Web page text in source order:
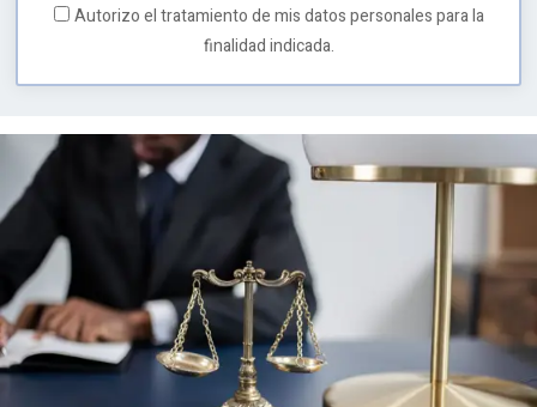
Autorizo el tratamiento de mis datos personales para la
finalidad indicada.